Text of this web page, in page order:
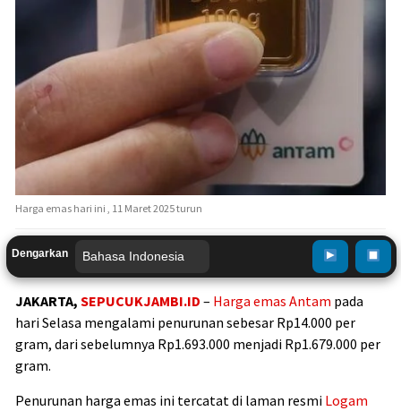
Harga emas hari ini , 11 Maret 2025 turun
Dengarkan
JAKARTA, SEPUCUKJAMBI.ID – Harga emas Antam pada
hari Selasa mengalami penurunan sebesar Rp14.000 per
gram, dari sebelumnya Rp1.693.000 menjadi Rp1.679.000 per
gram.
Penurunan harga emas ini tercatat di laman resmi Logam